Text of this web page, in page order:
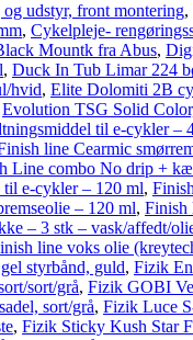
udstyr, front montering,
, Cykelpleje-
Mountk fra Abus,
, Duck In Tub Limar 224
hvid, Elite Dolomiti 2B
Evolution TSG Solid
til e-cykler –
line Cearmic
Line combo No drip +
e-cykler – 120 ml,
– 120 ml, Finish
– 3 stk – vask/affedt/
line voks olie
styrbånd, guld, Fizik
sort/grå, Fizik GOBI
sort/grå, Fizik Luce
, Fizik Sticky Kush Star